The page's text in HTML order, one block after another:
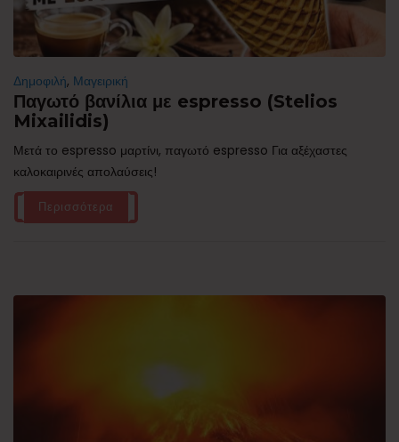
Δημοφιλή, Μαγειρική
Παγωτό βανίλια με espresso (Stelios
Mixailidis)
Μετά το espresso μαρτίνι, παγωτό espresso Για αξέχαστες
καλοκαιρινές απολαύσεις!
Περισσότερα